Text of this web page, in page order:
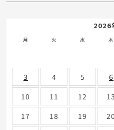
2026
月 火 水 木
3
4 5 6
10
11 12 13
17
18 19 20